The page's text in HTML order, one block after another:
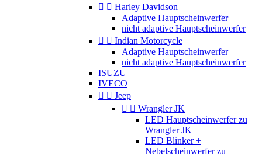
  Harley Davidson
Adaptive Hauptscheinwerfer
nicht adaptive Hauptscheinwerfer
  Indian Motorcycle
Adaptive Hauptscheinwerfer
nicht adaptive Hauptscheinwerfer
ISUZU
IVECO
  Jeep
  Wrangler JK
LED Hauptscheinwerfer zu
Wrangler JK
LED Blinker +
Nebelscheinwerfer zu